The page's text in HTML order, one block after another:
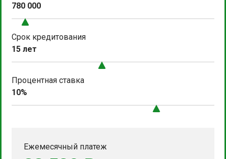
780 000
Срок кредитования
15 лет
Процентная ставка
10%
Ежемесячный платеж